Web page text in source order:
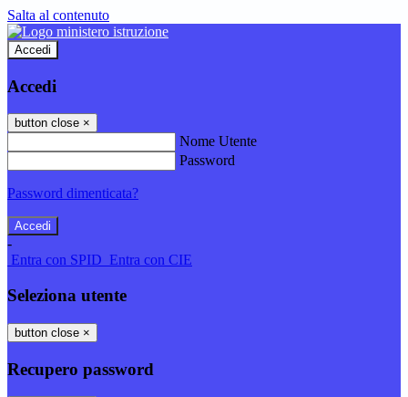
Salta al contenuto
Accedi
Accedi
button close ×
Nome Utente
Password
Password dimenticata?
-
Entra con SPID Entra con CIE
Seleziona utente
button close ×
Recupero password